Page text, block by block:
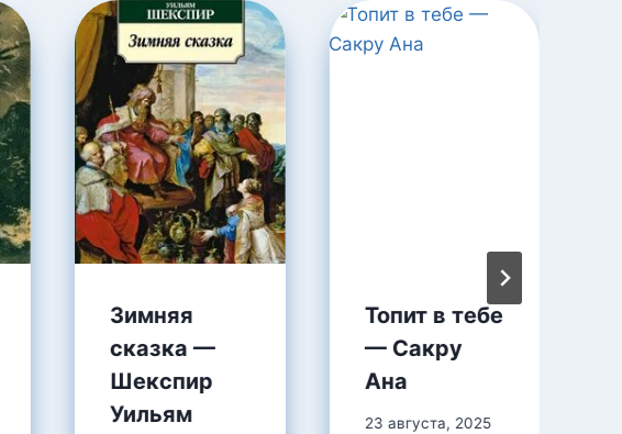
Зимняя
сказка —
Шекспир
Уильям
Топит в тебе
— Сакру
Ана
23 августа, 2025